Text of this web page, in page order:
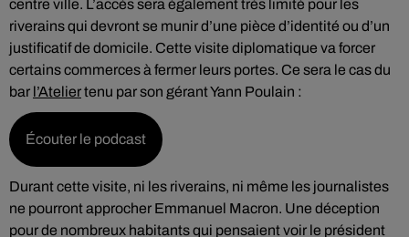
centre ville. L’accès sera également très limité pour les
riverains qui devront se munir d’une pièce d’identité ou d’un
justificatif de domicile. Cette visite diplomatique va forcer
certains commerces à fermer leurs portes. Ce sera le cas du
bar l’Ateliertenu par son gérant Yann Poulain :
Écouter le podcast
Durant cette visite, ni les riverains, ni même les journalistes
ne pourront approcher Emmanuel Macron. Une déception
pour de nombreux habitants qui pensaient voir le président